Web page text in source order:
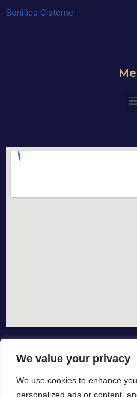
We value your privacy
We use cookies to enhance
personalized ads or content,
Bonifica Cisterne